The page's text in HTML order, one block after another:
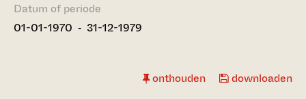
Datum of periode
01-01-1970 ‐ 31-12-1979
onthouden downloaden